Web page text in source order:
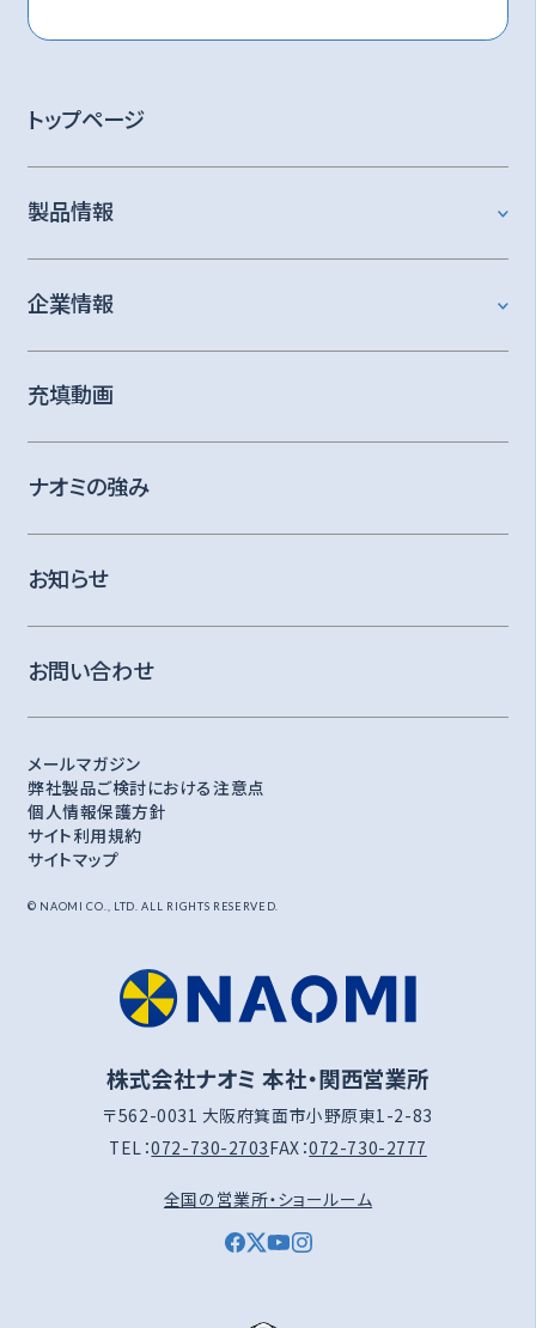
トップページ
製品情報
企業情報
充填動画
ナオミの強み
お知らせ
お問い合わせ
メールマガジン
弊社製品ご検討における注意点
個人情報保護方針
サイト利用規約
サイトマップ
© NAOMI CO., LTD. ALL RIGHTS RESERVED.
株式会社ナオミ 本社・関西営業所
〒562-0031 大阪府箕面市小野原東1-2-83
TEL：072-730-2703FAX：072-730-2777
全国の営業所・ショールーム